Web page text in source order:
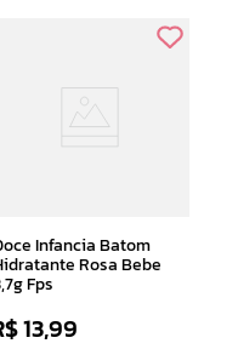
Infancia Batom
Rosa Bebe
Fps
13,99